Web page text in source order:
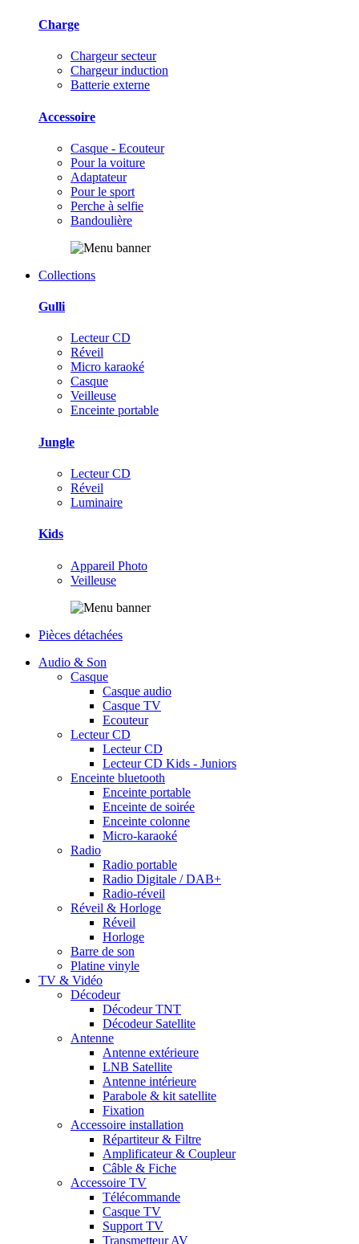
Charge
Chargeur secteur
Chargeur induction
Batterie externe
Accessoire
Casque - Ecouteur
Pour la voiture
Adaptateur
Pour le sport
Perche à selfie
Bandoulière
Collections
Gulli
Lecteur CD
Réveil
Micro karaoké
Casque
Veilleuse
Enceinte portable
Jungle
Lecteur CD
Réveil
Luminaire
Kids
Appareil Photo
Veilleuse
Pièces détachées
Audio & Son
Casque
Casque audio
Casque TV
Ecouteur
Lecteur CD
Lecteur CD
Lecteur CD Kids - Juniors
Enceinte bluetooth
Enceinte portable
Enceinte de soirée
Enceinte colonne
Micro-karaoké
Radio
Radio portable
Radio Digitale / DAB+
Radio-réveil
Réveil & Horloge
Réveil
Horloge
Barre de son
Platine vinyle
TV & Vidéo
Décodeur
Décodeur TNT
Décodeur Satellite
Antenne
Antenne extérieure
LNB Satellite
Antenne intérieure
Parabole & kit satellite
Fixation
Accessoire installation
Répartiteur & Filtre
Amplificateur & Coupleur
Câble & Fiche
Accessoire TV
Télécommande
Casque TV
Support TV
Transmetteur AV